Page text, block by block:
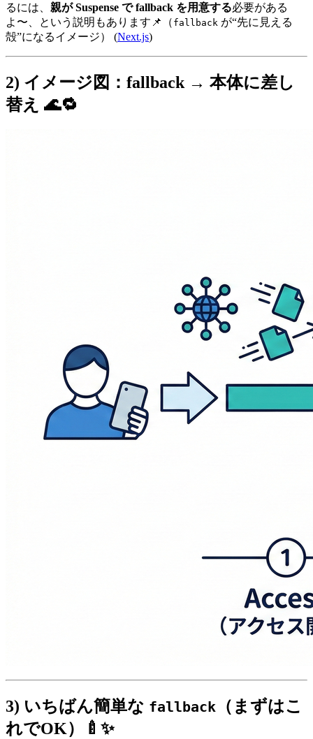
るには、 親が Suspense で fallback を用意する必要がある
よ〜、という説明もあります📌（ fallback が“先に見える
殻”になるイメージ） (Next.js)
2) イメージ図：fallback → 本体に差し
替え 🌊🔁
3) いちばん簡単な fallback （まずはこ
れでOK）🍼✨